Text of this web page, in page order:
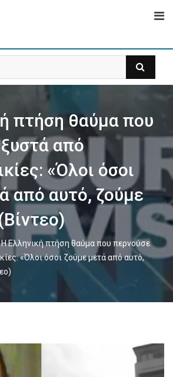
πτήση θαύμα που
από
«Όλοι όσοι
από αυτό, ζούμε
Η Ελληνική πτήση θαύμα που περνούσε
«Όλοι όσοι ζούμε μετά από αυτό,